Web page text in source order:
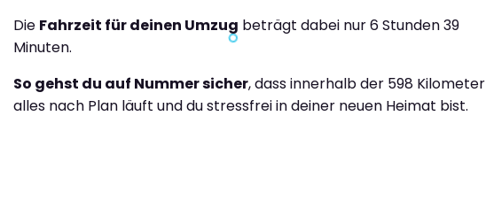
Die Fahrzeit für deinen Umzug beträgt dabei nur 6 Stunden 39
Minuten.
So gehst du auf Nummer sicher, dass innerhalb der 598 Kilometer
alles nach Plan läuft und du stressfrei in deiner neuen Heimat bist.